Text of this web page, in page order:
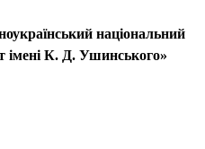
національний
імені К. Д. Ушинського»